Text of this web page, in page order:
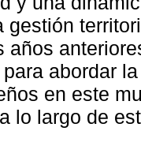
gestión
años
abordar
en este
lo largo de